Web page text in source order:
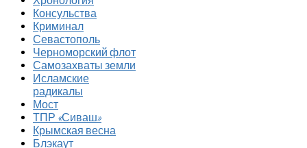
Консульства
Криминал
Севастополь
Черноморский флот
Самозахваты земли
Исламские
радикалы
Мост
ТПР «Сиваш»
Крымская весна
Блэкаут